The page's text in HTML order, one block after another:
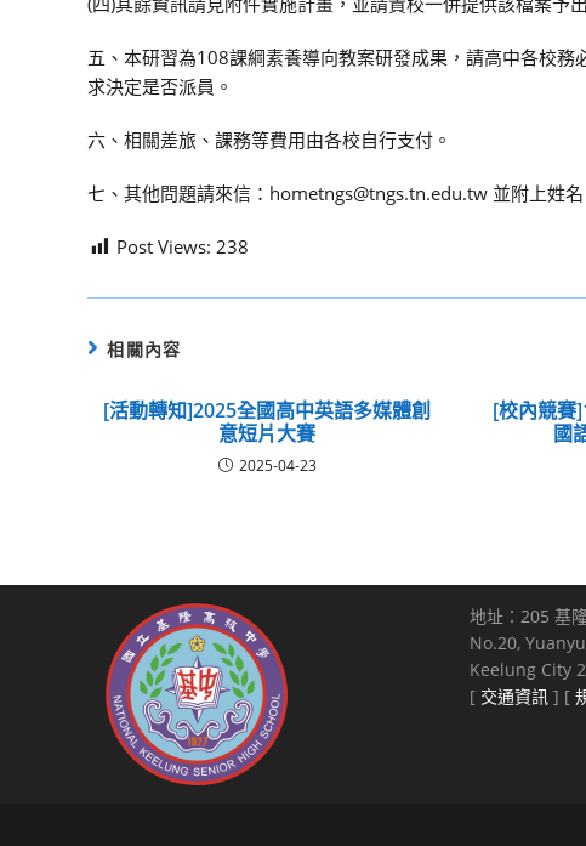
五、本研習為108課綱素養導向教案研發成果，請高中各校
求決定是否派員。
六、相關差旅、課務等費用由各校自行支付。
七、其他問題請來信：hometngs@tngs.tn.edu.tw 並附上姓
Post Views: 238
相關內容
[活動轉知]2025全國高中英語多媒體創
意短片大賽
2025-04-23
[校內競賽
國
地址：205 基
No.20,
Keelung City
[ 交通資訊 ] [